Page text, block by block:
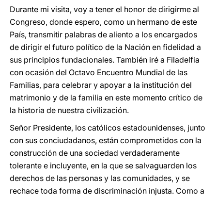
Durante mi visita, voy a tener el honor de dirigirme al
Congreso, donde espero, como un hermano de este
País, transmitir palabras de aliento a los encargados
de dirigir el futuro político de la Nación en fidelidad a
sus principios fundacionales. También iré a Filadelfia
con ocasión del Octavo Encuentro Mundial de las
Familias, para celebrar y apoyar a la institución del
matrimonio y de la familia en este momento crítico de
la historia de nuestra civilización.
Señor Presidente, los católicos estadounidenses, junto
con sus conciudadanos, están comprometidos con la
construcción de una sociedad verdaderamente
tolerante e incluyente, en la que se salvaguarden los
derechos de las personas y las comunidades, y se
rechace toda forma de discriminación injusta. Como a